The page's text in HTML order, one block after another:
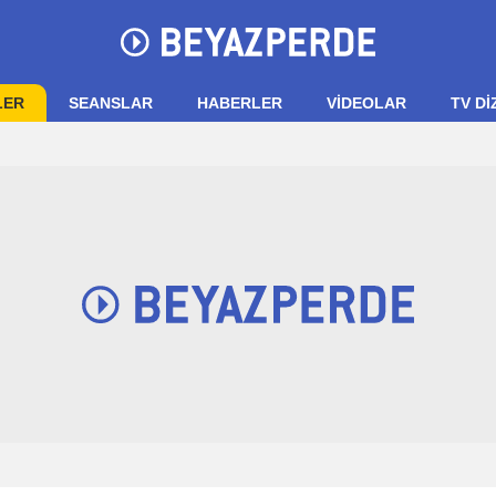
SEANSLAR HABERLER VIDEOLAR TV